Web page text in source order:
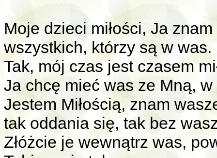
Moje dzieci miłości, Ja
wszystkich, którzy są w was.
Tak, mój czas jest czasem
Ja chcę mieć was ze Mną,
Jestem Miłością, znam
tak oddania się, tak bez
Złóżcie je wewnątrz was,